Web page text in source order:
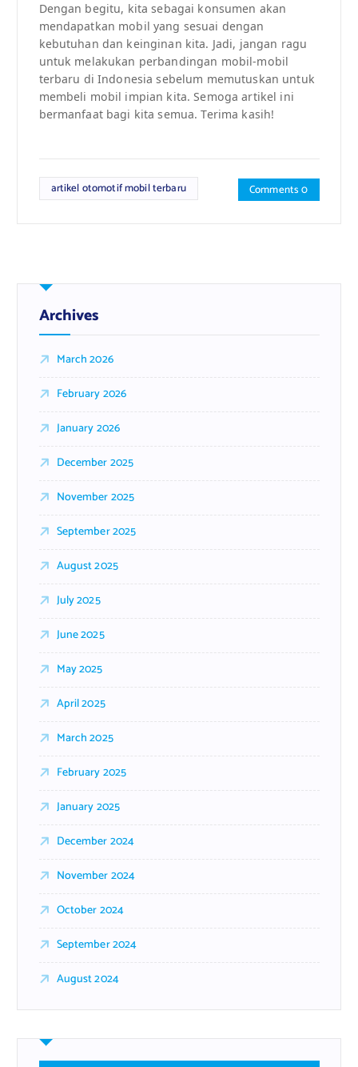
Dengan begitu, kita sebagai konsumen akan
mendapatkan mobil yang sesuai dengan
kebutuhan dan keinginan kita. Jadi, jangan ragu
untuk melakukan perbandingan mobil-mobil
terbaru di Indonesia sebelum memutuskan untuk
membeli mobil impian kita. Semoga artikel ini
bermanfaat bagi kita semua. Terima kasih!
artikel otomotif mobil terbaru Comments 0
Archives
March 2026
February 2026
January 2026
December 2025
November 2025
September 2025
August 2025
July 2025
June 2025
May 2025
April 2025
March 2025
February 2025
January 2025
December 2024
November 2024
October 2024
September 2024
August 2024